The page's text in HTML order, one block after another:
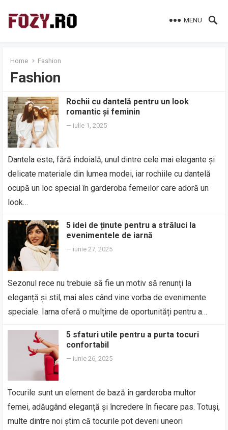
MENU
Home Fashion
Fashion
Rochii cu dantelă pentru un look
romantic și feminin
— iulie 1, 2025
Dantela este, fără îndoială, unul dintre cele mai elegante și
delicate materiale din lumea modei, iar rochiile cu dantelă
ocupă un loc special în garderoba femeilor care adoră un
look…
5 idei de ținute pentru a străluci la
evenimentele de iarnă
— iunie 27, 2025
Sezonul rece nu trebuie să fie un motiv să renunți la
eleganță și stil, mai ales când vine vorba de evenimente
speciale. Iarna oferă o mulțime de oportunități pentru a…
5 sfaturi utile pentru a purta tocuri
confortabil
— iunie 26, 2025
Tocurile sunt un element de bază în garderoba multor
femei, adăugând eleganță și încredere în fiecare pas. Totuși,
multe dintre noi știm că tocurile pot deveni uneori